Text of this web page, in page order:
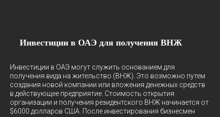
Инвестиции в ОАЭ для получения ВНЖ
Инвестиции в ОАЭ могут служить основанием для
получения вида на жительство (ВНЖ). Это возможно путем
создания новой компании или вложения денежных средств
в действующее предприятие. Стоимость открытия
организации и получения резидентского ВНЖ начинается от
$6000 долларов США. После инвестирования бизнесмен